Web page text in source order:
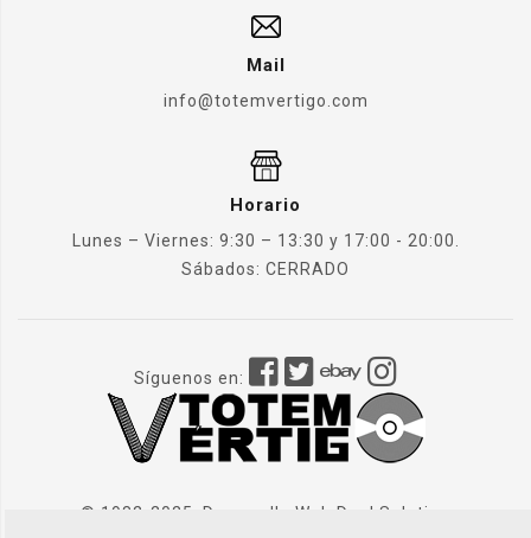
Mail
info@totemvertigo.com
Horario
Lunes – Viernes: 9:30 – 13:30 y 17:00 - 20:00.
Sábados: CERRADO
Síguenos en:
© 1982-2025. Desarrollo Web Dual Solution